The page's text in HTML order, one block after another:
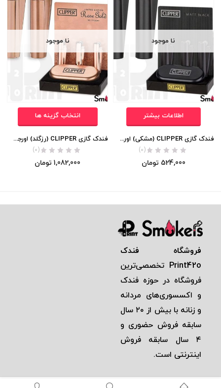
نا موجود
اطلاعات بیشتر
فندک گازی CLIPPER (مشکی) اورجینال
(0)
524,000 تومان
نا موجود
انتخاب گزینه ها
فندک گازی CLIPPER (رزگلد) اورجینال
(0)
1,082,000 تومان
فروشگاه فندک
Print42o تخصصی‌ترين
فروشگاه در حوزه فندک
و اكسسوری‌های مردانه
و زنانه با بيش از ٢٠ سال
سابقه فروش حضوری و
٤ سال سابقه فروش
اينترنتی است.